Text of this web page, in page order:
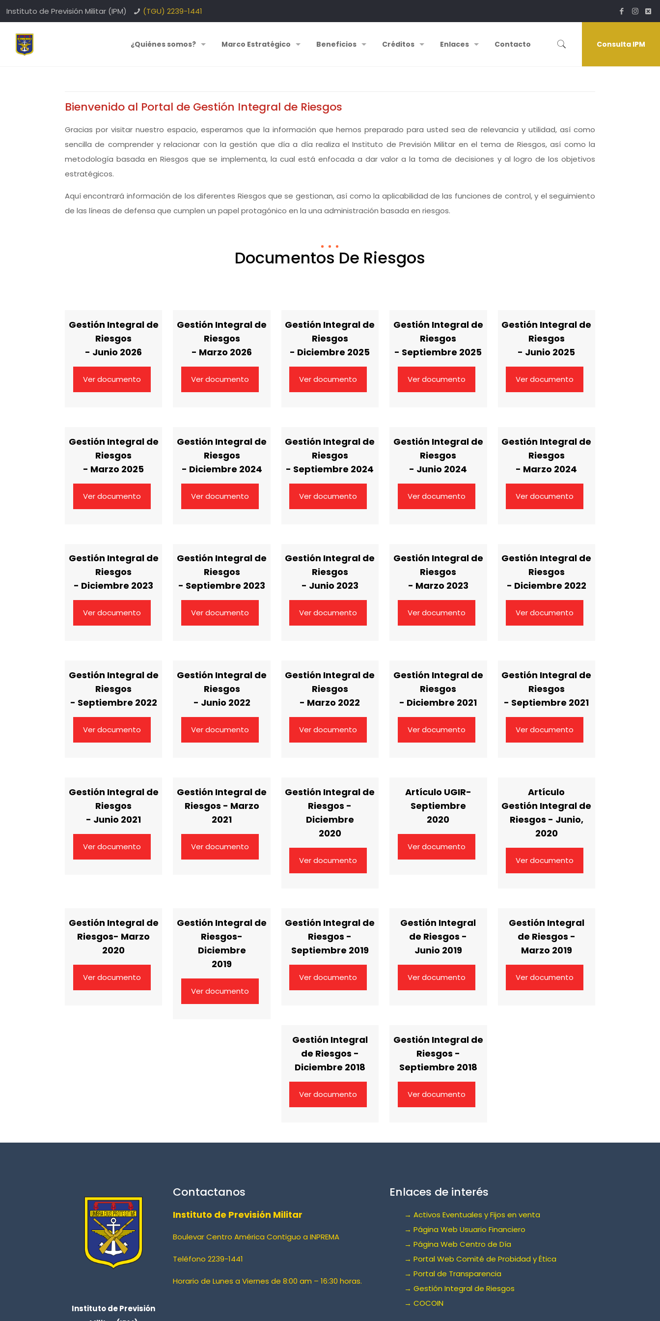
Instituto de Previsión Militar (IPM) (TGU) 2239-1441
¿Quiénes somos? Marco Estratégico Beneficios Créditos Enlaces Contacto Consulta IPM
Bienvenido al Portal de Gestión Integral de Riesgos
Gracias por visitar nuestro espacio, esperamos que la información que hemos preparado para usted sea de relevancia y utilidad, así como
sencilla de comprender y relacionar con la gestión que día a día realiza el Instituto de Previsión Militar en el tema de Riesgos, así como la
metodología basada en Riesgos que se implementa, la cual está enfocada a dar valor a la toma de decisiones y al logro de los objetivos
estratégicos.
Aquí encontrará información de los diferentes Riesgos que se gestionan, así como la aplicabilidad de las funciones de control, y el seguimiento
de las líneas de defensa que cumplen un papel protagónico en la una administración basada en riesgos.
Documentos De Riesgos
Gestión Integral de
Riesgos
- Junio 2026
Ver documento
Gestión Integral de
Riesgos
- Marzo 2026
Ver documento
Gestión Integral de
Riesgos
- Diciembre 2025
Ver documento
Gestión Integral de
Riesgos
- Septiembre 2025
Ver documento
Gestión Integral de
Riesgos
- Junio 2025
Ver documento
Gestión Integral de
Riesgos
- Marzo 2025
Ver documento
Gestión Integral de
Riesgos
- Diciembre 2024
Ver documento
Gestión Integral de
Riesgos
- Septiembre 2024
Ver documento
Gestión Integral de
Riesgos
- Junio 2024
Ver documento
Gestión Integral de
Riesgos
- Marzo 2024
Ver documento
Gestión Integral de
Riesgos
- Diciembre 2023
Ver documento
Gestión Integral de
Riesgos
- Septiembre 2023
Ver documento
Gestión Integral de
Riesgos
- Junio 2023
Ver documento
Gestión Integral de
Riesgos
- Marzo 2023
Ver documento
Gestión Integral de
Riesgos
- Diciembre 2022
Ver documento
Gestión Integral de
Riesgos
- Septiembre 2022
Ver documento
Gestión Integral de
Riesgos
- Junio 2022
Ver documento
Gestión Integral de
Riesgos
- Marzo 2022
Ver documento
Gestión Integral de
Riesgos
- Diciembre 2021
Ver documento
Gestión Integral de
Riesgos
- Septiembre 2021
Ver documento
Gestión Integral de
Riesgos
- Junio 2021
Ver documento
Gestión Integral de
Riesgos - Marzo
2021
Ver documento
Gestión Integral de
Riesgos -
Diciembre
2020
Ver documento
Artículo UGIR-
Septiembre
2020
Ver documento
Artículo
Gestión Integral de
Riesgos - Junio,
2020
Ver documento
Gestión Integral de
Riesgos- Marzo
2020
Ver documento
Gestión Integral de
Riesgos-
Diciembre
2019
Ver documento
Gestión Integral de
Riesgos -
Septiembre 2019
Ver documento
Gestión Integral
de Riesgos -
Junio 2019
Ver documento
Gestión Integral
de Riesgos -
Marzo 2019
Ver documento
Gestión Integral
de Riesgos -
Diciembre 2018
Ver documento
Gestión Integral de
Riesgos -
Septiembre 2018
Ver documento
Instituto de Previsión
Contactanos
Instituto de Previsión Militar
Boulevar Centro América Contiguo a INPREMA
Teléfono 2239-1441
Horario de Lunes a Viernes de 8:00 am – 16:30 horas.
Enlaces de interés
→ Activos Eventuales y Fijos en venta
→ Página Web Usuario Financiero
→ Página Web Centro de Día
→ Portal Web Comité de Probidad y Ética
→ Portal de Transparencia
→ Gestión Integral de Riesgos
→ COCOIN